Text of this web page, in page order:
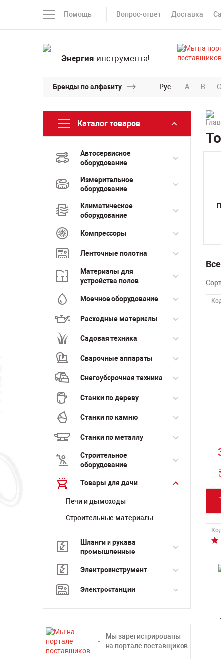
Помощь Вопрос-ответ Доставка
Энергия инструмента!
Бренды по алфавиту Рус A B C
Каталог товаров
Автосервисное
оборудование
Измерительное
оборудование
Климатическое
оборудование
Компрессоры
Ленточные полотна
Материалы для
устройства полов
Моечное оборудование
Расходные материалы
Садовая техника
Сварочные аппараты
Снегоуборочная техника
Станки по дереву
Станки по камню
Станки по металлу
Строительное
оборудование
Товары для дачи
Печи и дымоходы
Строительные материалы
Шланги и рукава
промышленные
Электроинструмент
Электростанции
Мы зарегистрированы
на портале поставщиков